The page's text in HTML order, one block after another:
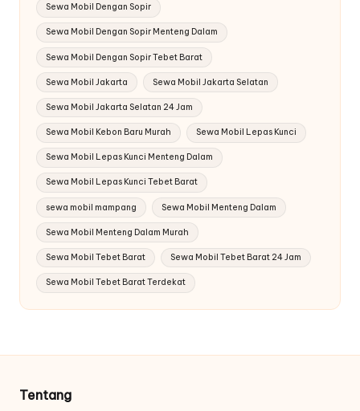
Sewa Mobil Dengan Sopir
Sewa Mobil Dengan Sopir Menteng Dalam
Sewa Mobil Dengan Sopir Tebet Barat
Sewa Mobil Jakarta Sewa Mobil Jakarta Selatan
Sewa Mobil Jakarta Selatan 24 Jam
Sewa Mobil Kebon Baru Murah Sewa Mobil Lepas Kunci
Sewa Mobil Lepas Kunci Menteng Dalam
Sewa Mobil Lepas Kunci Tebet Barat
sewa mobil mampang Sewa Mobil Menteng Dalam
Sewa Mobil Menteng Dalam Murah
Sewa Mobil Tebet Barat Sewa Mobil Tebet Barat 24 Jam
Sewa Mobil Tebet Barat Terdekat
Tentang